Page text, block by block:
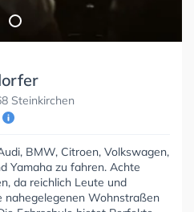
Steinkirchen
BMW, Citroen, Volkswagen,
Yamaha zu fahren. Achte
da reichlich Leute und
nahegelegenen Wohnstraßen